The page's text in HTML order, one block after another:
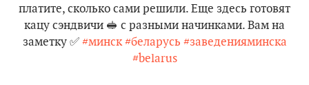
платите, сколько сами решили. Еще здесь готовят
кацу сэндвичи 🥪 с разными начинками. Вам на
заметку ✅ #минск #беларусь #заведенияминска
#belarus